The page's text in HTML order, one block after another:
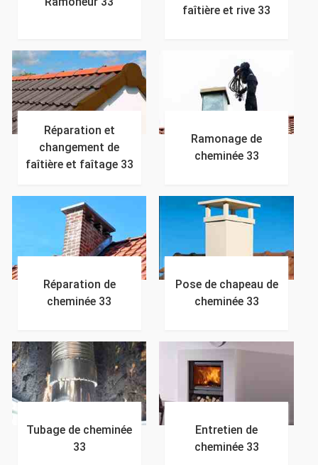
faîtière et rive 33
Réparation et
changement de
faîtière et faîtage 33
Ramonage de
cheminée 33
Réparation de
cheminée 33
Pose de chapeau de
cheminée 33
Tubage de cheminée
33
Entretien de
cheminée 33